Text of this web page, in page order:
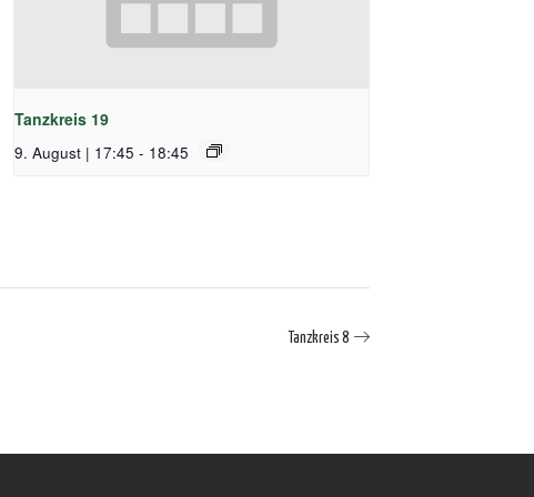
Tanzkreis 19
9. August | 17:45 - 18:45
Tanzkreis 8